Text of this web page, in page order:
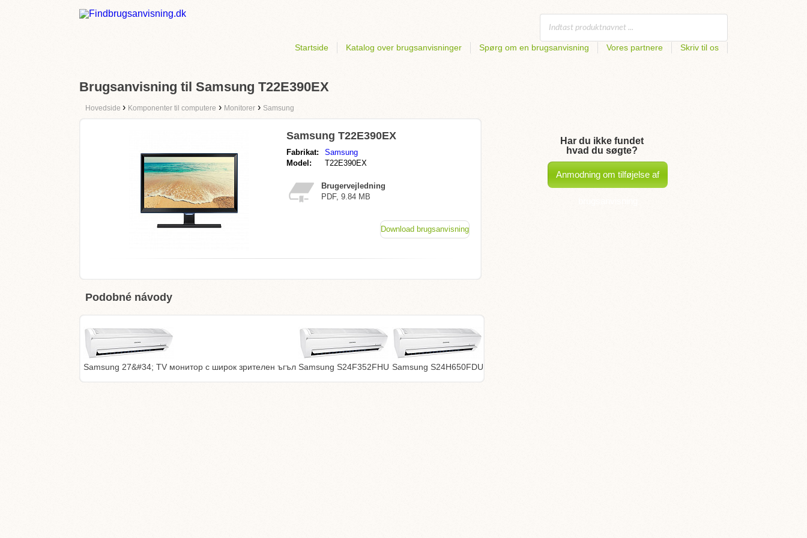
Startside Katalog over brugsanvisninger Spørg om en brugsanvisning Vores partnere Skriv til os
Brugsanvisning til Samsung T22E390EX
Hovedside › Komponenter til computere › Monitorer › Samsung
Samsung T22E390EX
Fabrikat:
Samsung
Model:
T22E390EX
Brugervejledning
PDF, 9.84 MB
Download brugsanvisning
Podobné návody
Samsung 27&#34; TV монитор с широк зрителен ъгъл Samsung S24F352FHU Samsung S24H650FDU
Har du ikke fundet
hvad du søgte?
Anmodning om tilføjelse af